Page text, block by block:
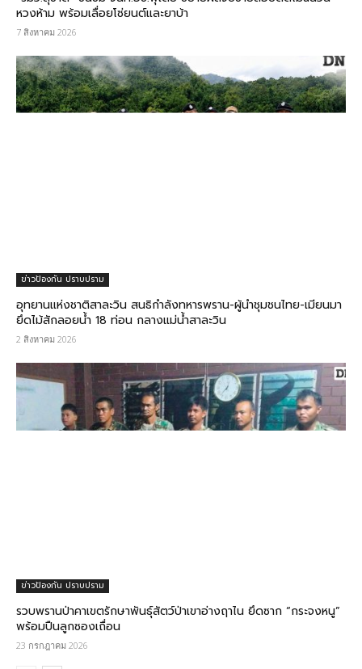
หวงห้าม พร้อมเลื่อยโซ่ยนต์และยาบ้า
7 สิงหาคม 2026
ข่าวป้องกัน ปราบปราม
อุทยานแห่งชาติสาละวิน สนธิกำลังทหารพราน-ผู้นำชุมชนไทย-เมียนมา
ยึดไม้สักลอยน้ำ 18 ท่อน กลางแม่น้ำสาละวิน
2 สิงหาคม 2026
ข่าวป้องกัน ปราบปราม
รวบพรานป่าคาเขตรักษาพันธุ์สัตว์ป่าเขาอ่างฤาไน ยึดซาก “กระจงหนู”
พร้อมปืนลูกซองเถื่อน
23 กรกฎาคม 2026